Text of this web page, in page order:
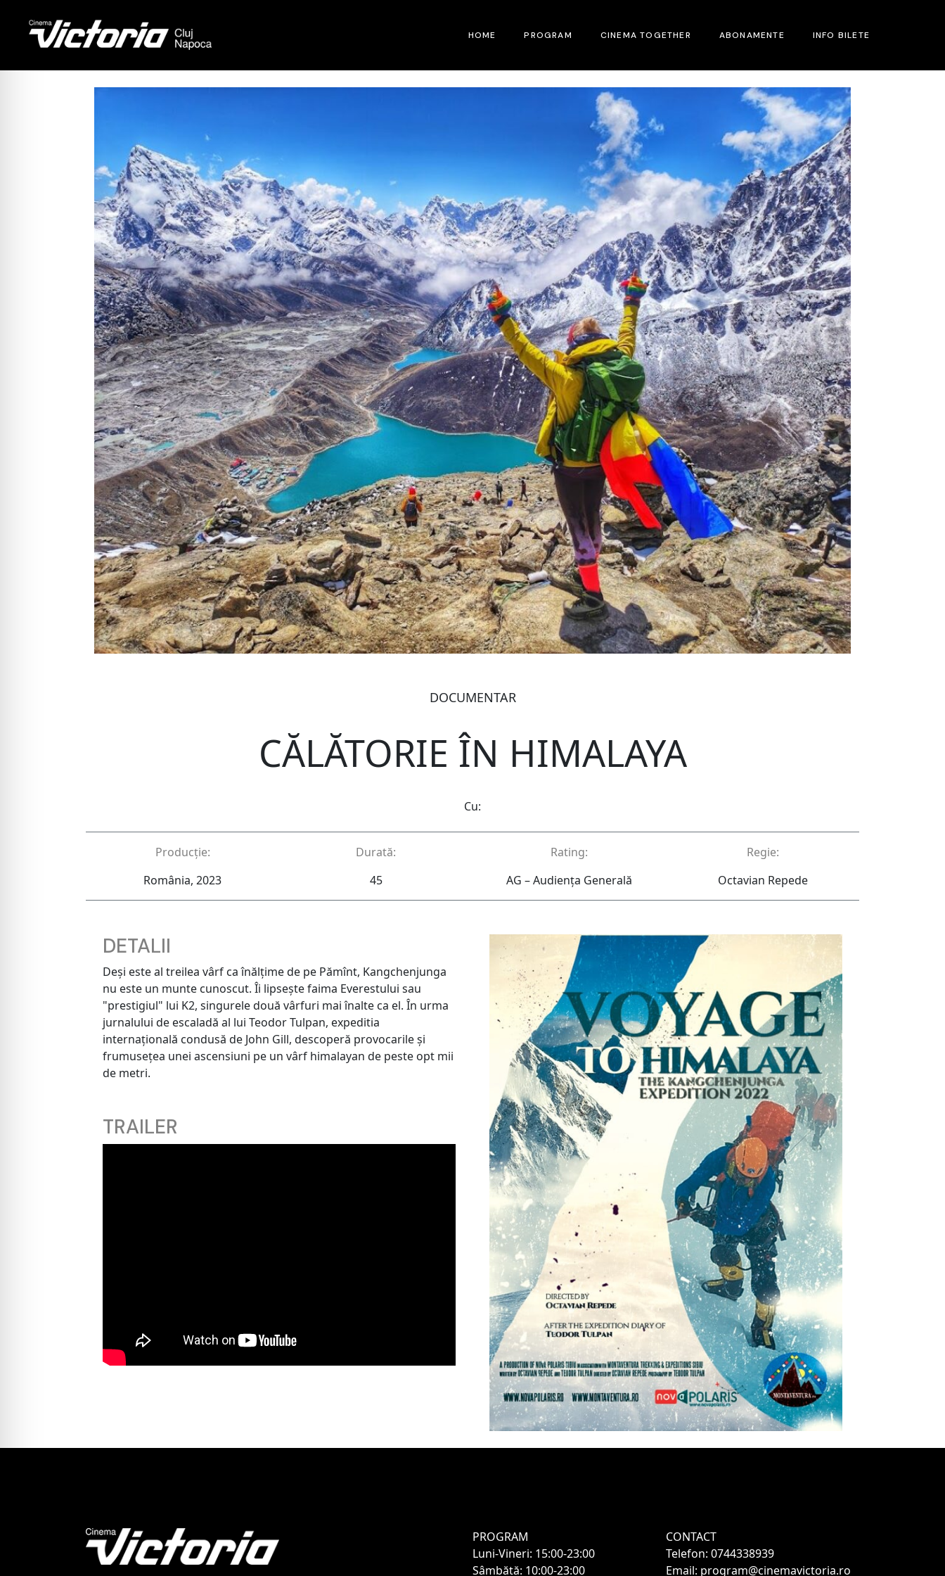
HOME PROGRAM CINEMA TOGETHER ABONAMENTE INFO BILETE
DOCUMENTAR
CĂLĂTORIE ÎN HIMALAYA
Cu:
Producție:
România, 2023
Durată:
45
Rating:
AG – Audienţa Generală
Regie:
Octavian Repede
DETALII
Deși este al treilea vârf ca înălțime de pe Pămînt, Kangchenjunga
nu este un munte cunoscut. Îi lipsește faima Everestului sau
"prestigiul" lui K2, singurele două vârfuri mai înalte ca el. În urma
jurnalului de escaladă al lui Teodor Tulpan, expeditia
internațională condusă de John Gill, descoperă provocarile și
frumusețea unei ascensiuni pe un vârf himalayan de peste opt mii
de metri.
TRAILER
PROGRAM
Luni-Vineri: 15:00-23:00
Sâmbătă: 10:00-23:00
CONTACT
Telefon: 0744338939
Email: program@cinemavictoria.ro